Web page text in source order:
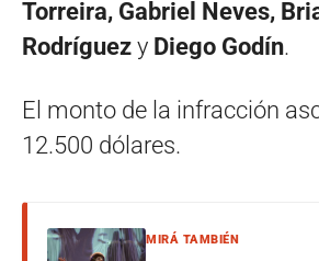
Torreira, Gabriel Neves,
Rodríguez y Diego Godín.
El monto de la infracción
12.500 dólares.
MIRÁ TAMBIÉN